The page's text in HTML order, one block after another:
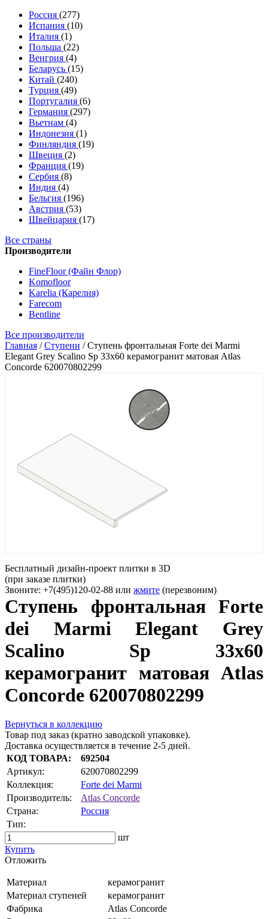
Россия (277)
Испания (10)
Италия (1)
Польша (22)
Венгрия (4)
Беларусь (15)
Китай (240)
Турция (49)
Португалия (6)
Германия (297)
Вьетнам (4)
Индонезия (1)
Финляндия (19)
Швеция (2)
Франция (19)
Сербия (8)
Индия (4)
Бельгия (196)
Австрия (53)
Швейцария (17)
Все страны
Производители
FineFloor (Файн Флор)
Komofloor
Karelia (Карелия)
Farecom
Bentline
Все производители
Главная /Ступени /Ступень фронтальная Forte dei Marmi
Elegant Grey Scalino Sp 33x60 керамогранит матовая Atlas
Concorde 620070802299
Бесплатный дизайн-проект плитки в 3D
(при заказе плитки)
Звоните: +7(495)120-02-88 или жмите (перезвоним)
Ступень фронтальная Forte
dei Marmi Elegant Grey
Scalino Sp 33x60
керамогранит матовая Atlas
Concorde 620070802299
Вернуться в коллекцию
Товар под заказ (кратно заводской упаковке).
Доставка осуществляется в течение 2-5 дней.
КОД ТОВАРА:
692504
Артикул:
620070802299
Коллекция:
Forte dei Marmi
Производитель:
Atlas Concorde
Страна:
Россия
Тип:
шт
Купить
Oтложить
Материал
керамогранит
Материал ступеней
керамогранит
Фабрика
Atlas Concorde